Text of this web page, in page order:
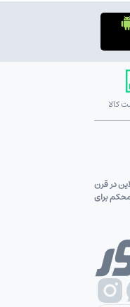
کالا
در قرن
برای